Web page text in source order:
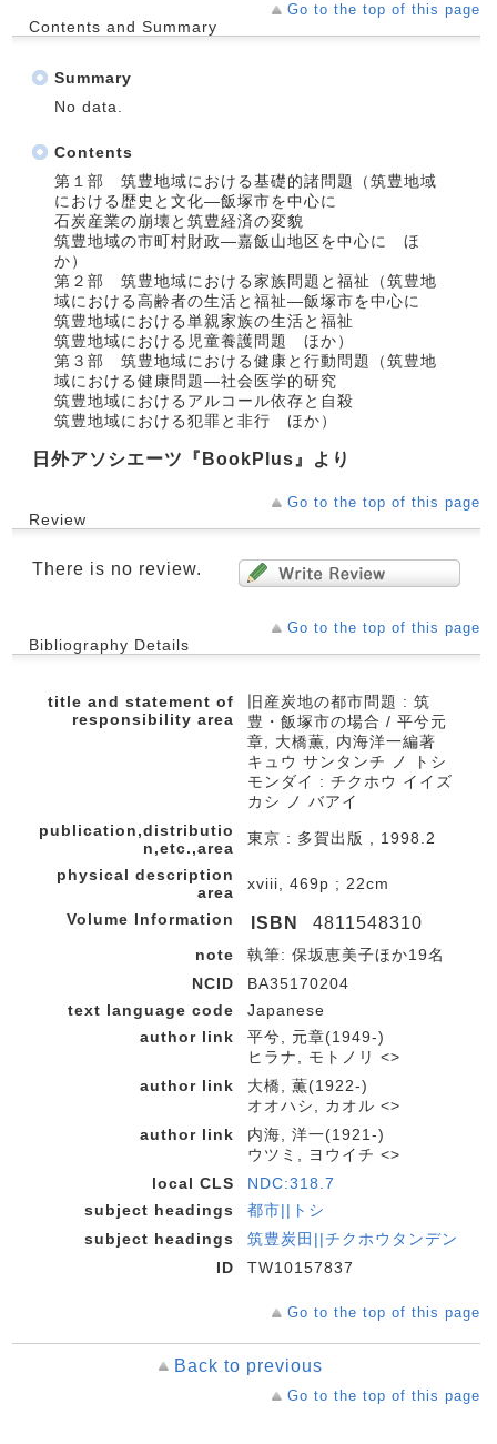
Go to the top of this page
Contents and Summary
Summary
No data.
Contents
第１部 筑豊地域における基礎的諸問題（筑豊地域
における歴史と文化―飯塚市を中心に
石炭産業の崩壊と筑豊経済の変貌
筑豊地域の市町村財政―嘉飯山地区を中心に ほ
か）
第２部 筑豊地域における家族問題と福祉（筑豊地
域における高齢者の生活と福祉―飯塚市を中心に
筑豊地域における単親家族の生活と福祉
筑豊地域における児童養護問題 ほか）
第３部 筑豊地域における健康と行動問題（筑豊地
域における健康問題―社会医学的研究
筑豊地域におけるアルコール依存と自殺
筑豊地域における犯罪と非行 ほか）
日外アソシエーツ『BookPlus』より
Go to the top of this page
Review
There is no review.
Go to the top of this page
Bibliography Details
title and statement of
responsibility area
旧産炭地の都市問題 : 筑
豊・飯塚市の場合 / 平兮元
章, 大橋薫, 内海洋一編著
キュウ サンタンチ ノ トシ
モンダイ : チクホウ イイズ
カシ ノ バアイ
publication,distributio
n,etc.,area
東京 : 多賀出版 , 1998.2
physical description
area
xviii, 469p ; 22cm
Volume Information
ISBN 4811548310
note
執筆: 保坂恵美子ほか19名
NCID
BA35170204
text language code
Japanese
author link
平兮, 元章(1949-)
ヒラナ, モトノリ <>
author link
大橋, 薫(1922-)
オオハシ, カオル <>
author link
内海, 洋一(1921-)
ウツミ, ヨウイチ <>
local CLS
NDC:318.7
subject headings
都市||トシ
subject headings
筑豊炭田||チクホウタンデン
ID
TW10157837
Go to the top of this page
Back to previous
Go to the top of this page